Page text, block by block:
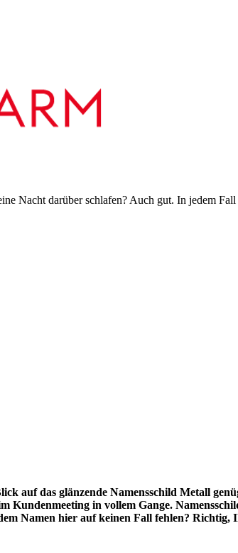
Nacht darüber schlafen? Auch gut. In jedem
auf das glänzende Namensschild Metall
Kundenmeeting in vollem Gange.
Namen hier auf keinen Fall fehlen?